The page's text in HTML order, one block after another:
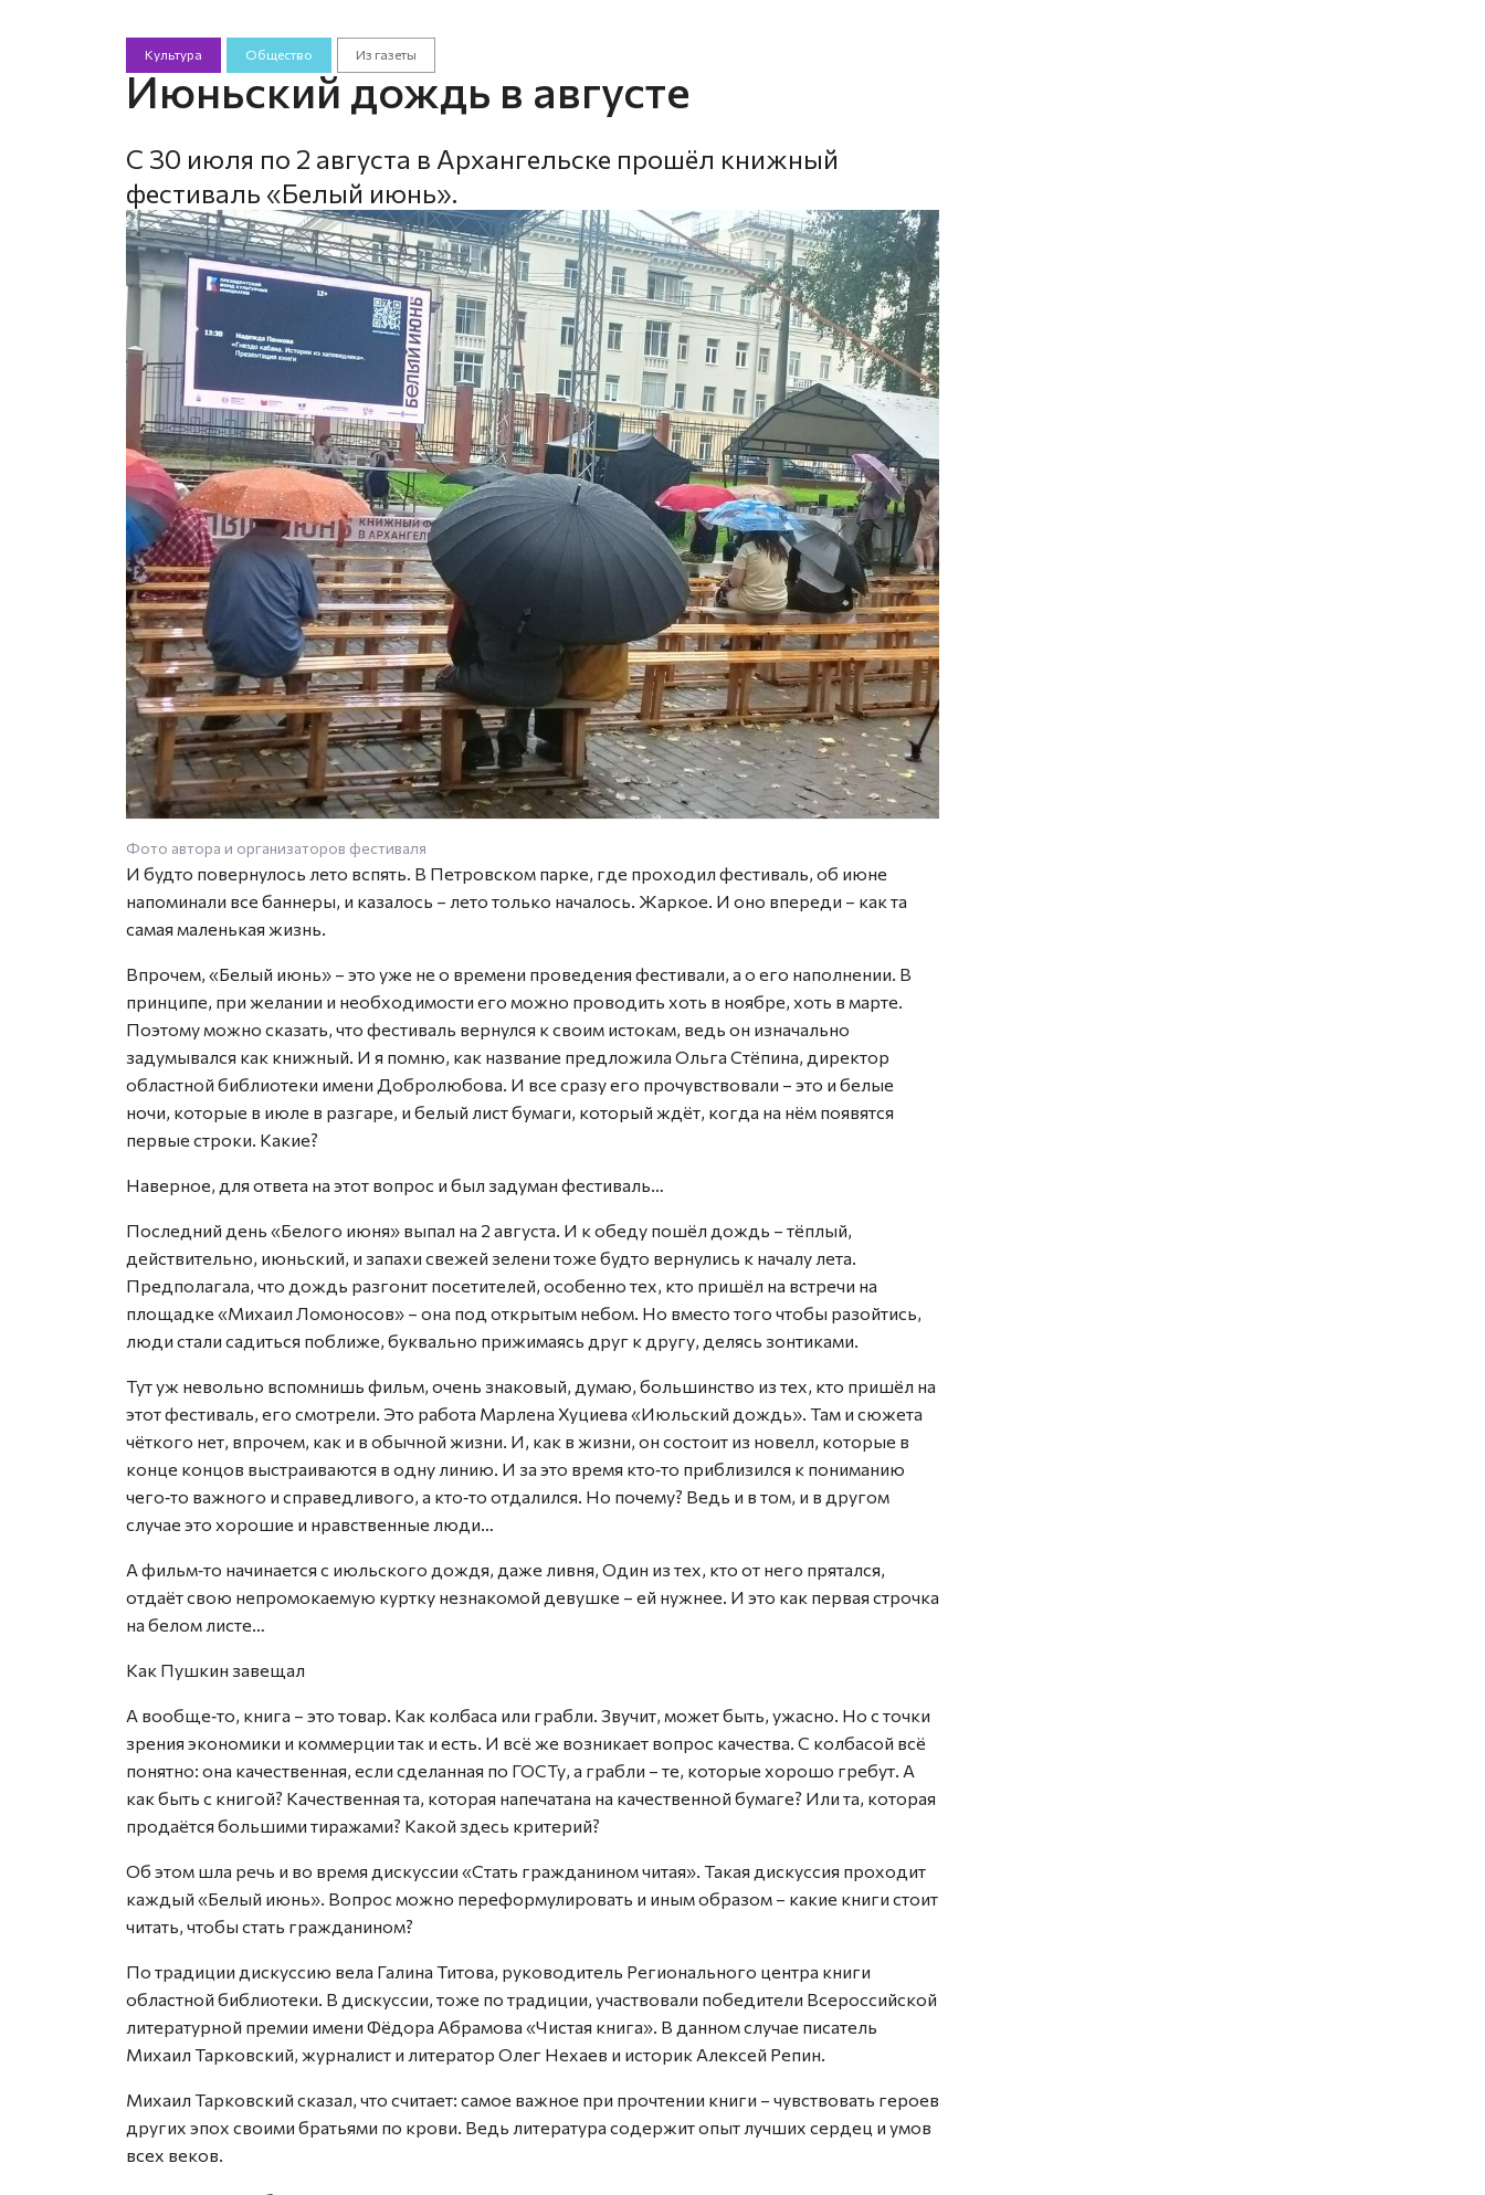
Культура Общество Из газеты
Июньский дождь в августе
С 30 июля по 2 августа в Архангельске прошёл книжный
фестиваль «Белый июнь».
Фото автора и организаторов фестиваля
И будто повернулось лето вспять. В Петровском парке, где проходил фестиваль, об июне
напоминали все баннеры, и казалось – лето только началось. Жаркое. И оно впереди – как та
самая маленькая жизнь.
Впрочем, «Белый июнь» – это уже не о времени проведения фестивали, а о его наполнении. В
принципе, при желании и необходимости его можно проводить хоть в ноябре, хоть в марте.
Поэтому можно сказать, что фестиваль вернулся к своим истокам, ведь он изначально
задумывался как книжный. И я помню, как название предложила Ольга Стёпина, директор
областной библиотеки имени Добролюбова. И все сразу его прочувствовали – это и белые
ночи, которые в июле в разгаре, и белый лист бумаги, который ждёт, когда на нём появятся
первые строки. Какие?
Наверное, для ответа на этот вопрос и был задуман фестиваль…
Последний день «Белого июня» выпал на 2 августа. И к обеду пошёл дождь – тёплый,
действительно, июньский, и запахи свежей зелени тоже будто вернулись к началу лета.
Предполагала, что дождь разгонит посетителей, особенно тех, кто пришёл на встречи на
площадке «Михаил Ломоносов» – она под открытым небом. Но вместо того чтобы разойтись,
люди стали садиться поближе, буквально прижимаясь друг к другу, делясь зонтиками.
Тут уж невольно вспомнишь фильм, очень знаковый, думаю, большинство из тех, кто пришёл на
этот фестиваль, его смотрели. Это работа Марлена Хуциева «Июльский дождь». Там и сюжета
чёткого нет, впрочем, как и в обычной жизни. И, как в жизни, он состоит из новелл, которые в
конце концов выстраиваются в одну линию. И за это время кто‑то приблизился к пониманию
чего‑то важного и справедливого, а кто‑то отдалился. Но почему? Ведь и в том, и в другом
случае это хорошие и нравственные люди…
А фильм‑то начинается с июльского дождя, даже ливня, Один из тех, кто от него прятался,
отдаёт свою непромокаемую куртку незнакомой девушке – ей нужнее. И это как первая строчка
на белом листе…
Как Пушкин завещал
А вообще‑то, книга – это товар. Как колбаса или грабли. Звучит, может быть, ужасно. Но с точки
зрения экономики и коммерции так и есть. И всё же возникает вопрос качества. С колбасой всё
понятно: она качественная, если сделанная по ГОСТу, а грабли – те, которые хорошо гребут. А
как быть с книгой? Качественная та, которая напечатана на качественной бумаге? Или та, которая
продаётся большими тиражами? Какой здесь критерий?
Об этом шла речь и во время дискуссии «Стать гражданином читая». Такая дискуссия проходит
каждый «Белый июнь». Вопрос можно переформулировать и иным образом – какие книги стоит
читать, чтобы стать гражданином?
По традиции дискуссию вела Галина Титова, руководитель Регионального центра книги
областной библиотеки. В дискуссии, тоже по традиции, участвовали победители Всероссийской
литературной премии имени Фёдора Абрамова «Чистая книга». В данном случае писатель
Михаил Тарковский, журналист и литератор Олег Нехаев и историк Алексей Репин.
Михаил Тарковский сказал, что считает: самое важное при прочтении книги – чувствовать героев
других эпох своими братьями по крови. Ведь литература содержит опыт лучших сердец и умов
всех веков.